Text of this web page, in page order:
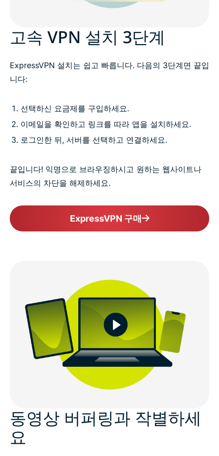
고속 VPN 설치 3단계
ExpressVPN 설치는 쉽고 빠릅니다. 다음의 3단계면 끝입
니다:
선택하신 요금제를 구입하세요.
이메일을 확인하고 링크를 따라 앱을 설치하세요.
로그인한 뒤, 서버를 선택하고 연결하세요.
끝입니다! 익명으로 브라우징하시고 원하는 웹사이트나
서비스의 차단을 해제하세요.
ExpressVPN 구매
동영상 버퍼링과 작별하세
요